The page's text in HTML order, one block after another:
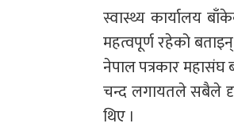
स्वास्थ्य कार्यालय
महत्वपूर्ण रहेको
नेपाल पत्रकार महासंघ
चन्द लगायतले सबैले
थिए ।